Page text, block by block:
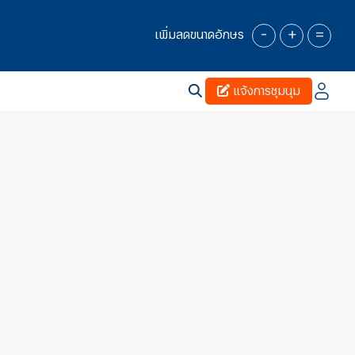
เพิ่มลดขนาดอักษร - + =
แจ้งการชุมนุม